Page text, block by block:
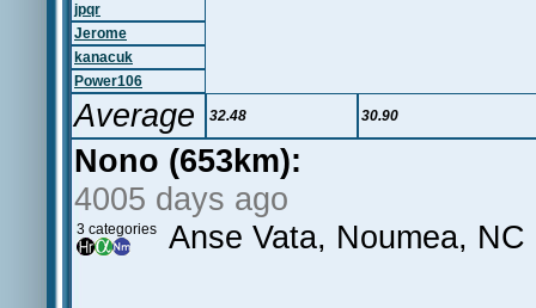
jpqr
Jerome
kanacuk
Power106
Average 32.48 30.90
Nono (653km):
4005 days ago
3 categories Anse Vata, Noumea, NC